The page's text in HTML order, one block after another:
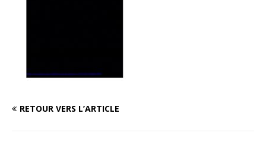
RETOUR VERS L’ARTICLE